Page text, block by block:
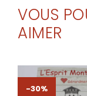
VOUS
AIMER
-30%